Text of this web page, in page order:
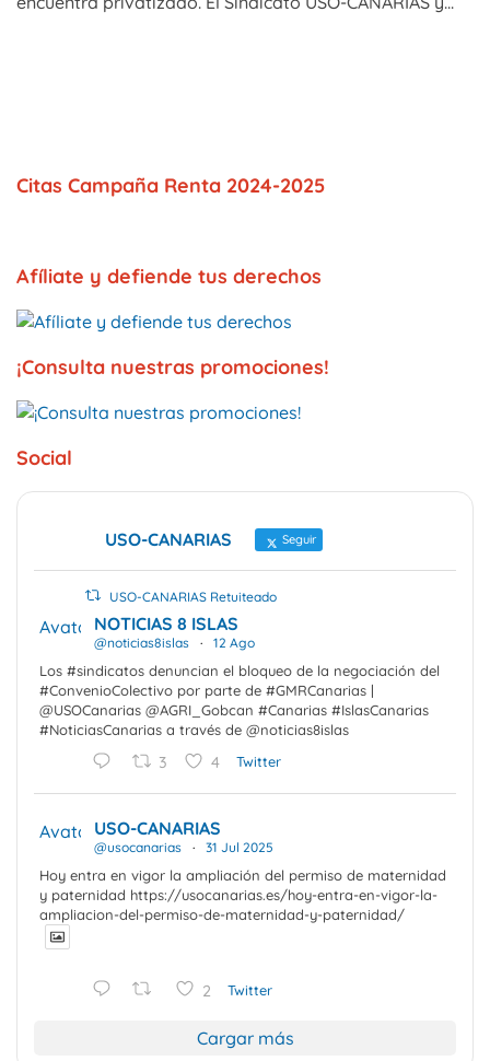
Citas Campaña Renta 2024-2025
Afíliate y defiende tus derechos
¡Consulta nuestras promociones!
Social
USO-CANARIAS Seguir
USO-CANARIAS Retuiteado
Avatar NOTICIAS 8 ISLAS
@noticias8islas · 12 Ago
Los #sindicatos denuncian el bloqueo de la negociación del
#ConvenioColectivo por parte de #GMRCanarias |
@USOCanarias @AGRI_Gobcan #Canarias #IslasCanarias
#NoticiasCanarias a través de @noticias8islas
3 4 Twitter
Avatar USO-CANARIAS
@usocanarias · 31 Jul 2025
Hoy entra en vigor la ampliación del permiso de maternidad
y paternidad https://usocanarias.es/hoy-entra-en-vigor-la-
ampliacion-del-permiso-de-maternidad-y-paternidad/
2 Twitter
Cargar más